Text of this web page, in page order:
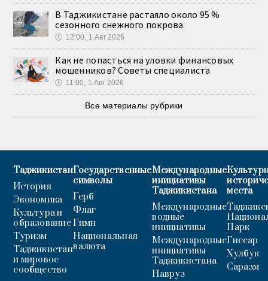
В Таджикистане растаяло около 95 %
сезонного снежного покрова
🕔 12:00, 1.Авг 2026
Как не попасться на уловки финансовых
мошенников? Советы специалиста
🕔 11:00, 1.Авг 2026
Все материалы рубрики
Таджикистан
История
Экономика
Культура и
образование
Туризм
Таджикистан
и мировое
сообщество
Государственные
символы
Герб
Флаг
Гимн
Национальная
валюта
Международные
инициативы
Таджикистана
Международные
водные
инициативы
Международные
инициативы
Таджикистана
Навруз
места
Парк
Гиссар
Хулбук
Саразм